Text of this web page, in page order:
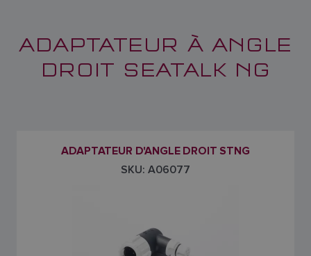
ADAPTATEUR À ANGLE
DROIT SEATALK NG
ADAPTATEUR D'ANGLE DROIT STNG
SKU: A06077